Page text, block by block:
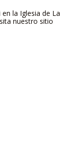
la Iglesia de La
nuestro sitio